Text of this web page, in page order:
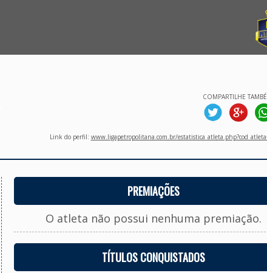
COMPARTILHE
Link do perfil: www.ligapetropolitana.com.br/
PREMIAÇÕES
O atleta não possui nenhuma premiação.
TÍTULOS CONQUISTADOS